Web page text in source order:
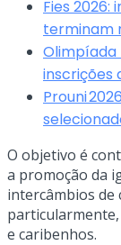
Fies 2026:
terminam
Olimpíada
inscrições
Prouni
O objetivo é
a promoção da
intercâmbios
e caribenhos.